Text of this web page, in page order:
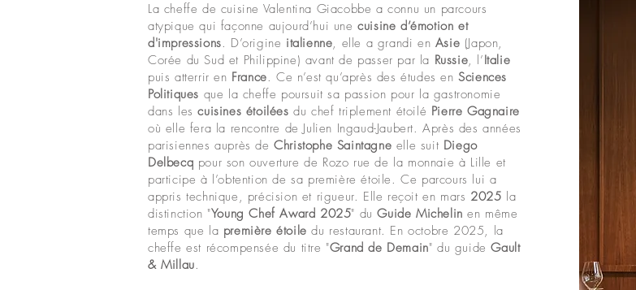
La cheffe de cuisine Valentina Giacobbe a connu un parcours
atypique qui façonne aujourd’hui unecuisine d’émotion et
d'impressions. D’origine italienne, elle a grandi en Asie (Japon,
Corée du Sud et Philippine) avant de passer par la Russie, l’Italie
puis atterrir en France. Ce n’est qu’après des études enSciences
Politiques que la cheffe poursuit sa passion pour la gastronomie
dans lescuisines étoilées du chef triplement étoilé Pierre Gagnaire
où elle fera la rencontre de Julien Ingaud-Jaubert. Après des années
parisiennes auprès deChristophe Saintagne elle suit Diego
Delbecq pour son ouverture de Rozo rue de la monnaie à Lille et
participe à l’obtention de sa première étoile. Ce parcours lui a
appris technique, précision et rigueur. Elle reçoit en mars 2025 la
distinction "Young Chef Award 2025" duGuide Michelin en même
temps que la première étoile du restaurant. En octobre 2025, la
cheffe est récompensée du titre "Grand de Demain" du guideGault
& Millau.